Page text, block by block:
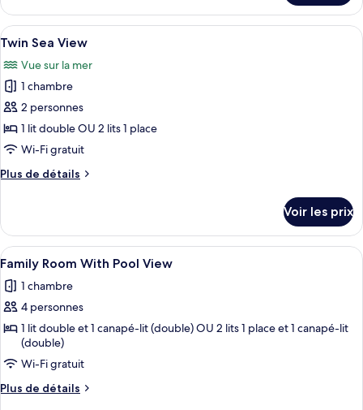
Pool
View
le
type
de
Twin
Pool
View
Afficher
toutes
les
photos
pour
ce
type
chambre :
View
Une chambre d’hôtel moderne
3
Twin Sea View
Vue sur la mer
1 chambre
2 personnes
1 lit double OU 2 lits 1 place
Wi-Fi gratuit
Plus de détails
Plus
le
type
de
chambre
Twin
Sea
Voir les prix
Afficher
toutes
les
photos
pour
type
de
Une chambre d’hôtel avec un lit, un
3
Family Room With Pool View
1 chambre
4 personnes
1 lit double et 1 canapé-lit (double) OU 2 lits 1 place et 1 canapé-lit
(double)
Wi-Fi gratuit
Plus de détails
Plus